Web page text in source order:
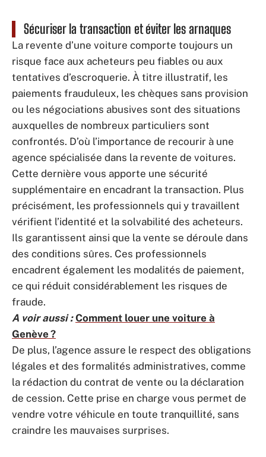
Sécuriser la transaction et éviter les arnaques
La revente d’une voiture comporte toujours un
risque face aux acheteurs peu fiables ou aux
tentatives d’escroquerie. À titre illustratif, les
paiements frauduleux, les chèques sans provision
ou les négociations abusives sont des situations
auxquelles de nombreux particuliers sont
confrontés. D’où l’importance de recourir à une
agence spécialisée dans la revente de voitures.
Cette dernière vous apporte une sécurité
supplémentaire en encadrant la transaction. Plus
précisément, les professionnels qui y travaillent
vérifient l’identité et la solvabilité des acheteurs.
Ils garantissent ainsi que la vente se déroule dans
des conditions sûres. Ces professionnels
encadrent également les modalités de paiement,
ce qui réduit considérablement les risques de
fraude.
A voir aussi : Comment louer une voiture à
Genève ?
De plus, l’agence assure le respect des obligations
légales et des formalités administratives, comme
la rédaction du contrat de vente ou la déclaration
de cession. Cette prise en charge vous permet de
vendre votre véhicule en toute tranquillité, sans
craindre les mauvaises surprises.